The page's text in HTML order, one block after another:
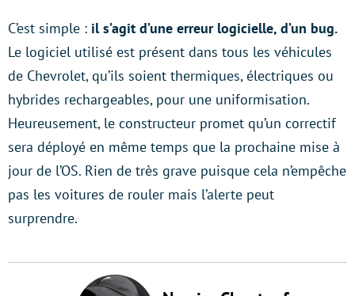
C’est simple : il s’agit d’une erreur logicielle, d’un bug.
Le logiciel utilisé est présent dans tous les véhicules
de Chevrolet, qu’ils soient thermiques, électriques ou
hybrides rechargeables, pour une uniformisation.
Heureusement, le constructeur promet qu’un correctif
sera déployé en même temps que la prochaine mise à
jour de l’OS. Rien de très grave puisque cela n’empêche
pas les voitures de rouler mais l’alerte peut
surprendre.